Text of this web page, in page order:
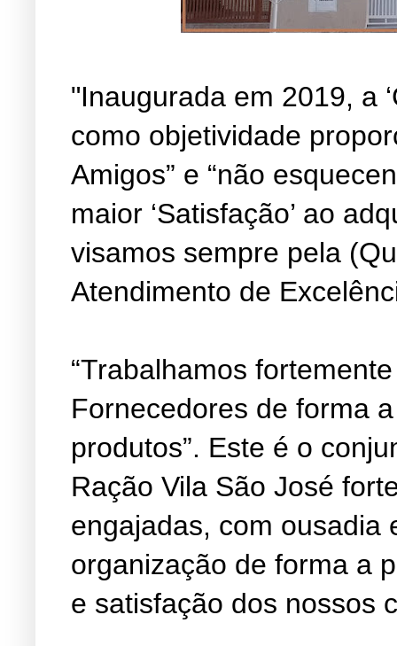
"Inaugurada em 2019, a
como objetividade
Amigos” e “não
maior ‘Satisfação’ ao
visamos sempre pela
Atendimento de
“Trabalhamos
Fornecedores de forma
produtos”. Este é o
Ração Vila São José
engajadas, com ousadia
organização de forma a
e satisfação dos nossos